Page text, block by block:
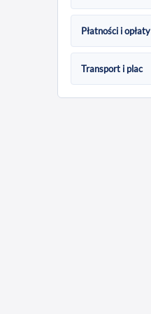
Płatności i opłaty
Transport i plac